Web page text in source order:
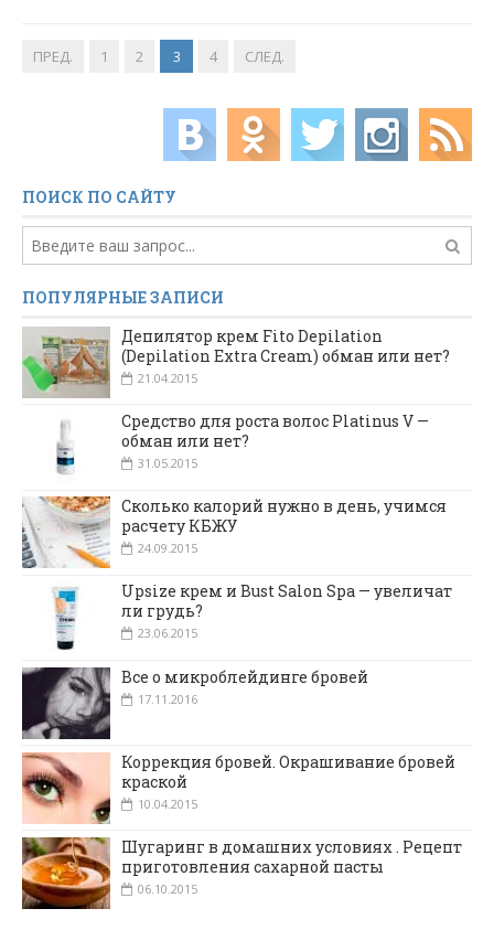
ПРЕД. 1 2 3 4 СЛЕД.
ПОИСК ПО САЙТУ
ПОПУЛЯРНЫЕ ЗАПИСИ
Депилятор крем Fito Depilation
(Depilation Extra Cream) обман или нет?
21.04.2015
Средство для роста волос Platinus V —
обман или нет?
31.05.2015
Сколько калорий нужно в день, учимся
расчету КБЖУ
24.09.2015
Upsize крем и Bust Salon Spa — увеличат
ли грудь?
23.06.2015
Все о микроблейдинге бровей
17.11.2016
Коррекция бровей. Окрашивание бровей
краской
10.04.2015
Шугаринг в домашних условиях . Рецепт
приготовления сахарной пасты
06.10.2015